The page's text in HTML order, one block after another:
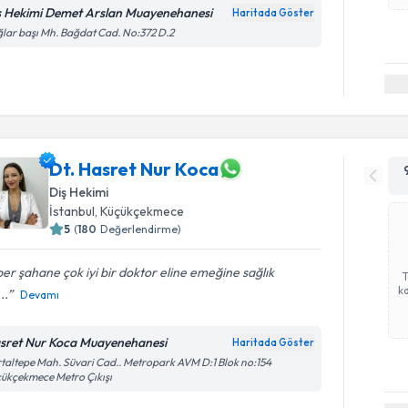
Hekimi Demet Arslan Muayenehanesi Haritada Göster
başı Mh. Bağdat Cad. No:372 D.2
Dt. Hasret Nur Koca
Diş Hekimi
İstanbul, Küçükçekmece
5 (180 Değerlendirme)
şahane çok iyi bir doktor eline emeğine sağlık
Devamı
Nur Koca Muayenehanesi Haritada Göster
Mah. Süvari Cad.. Metropark AVM D:1 Blok no:154
Metro Çıkışı